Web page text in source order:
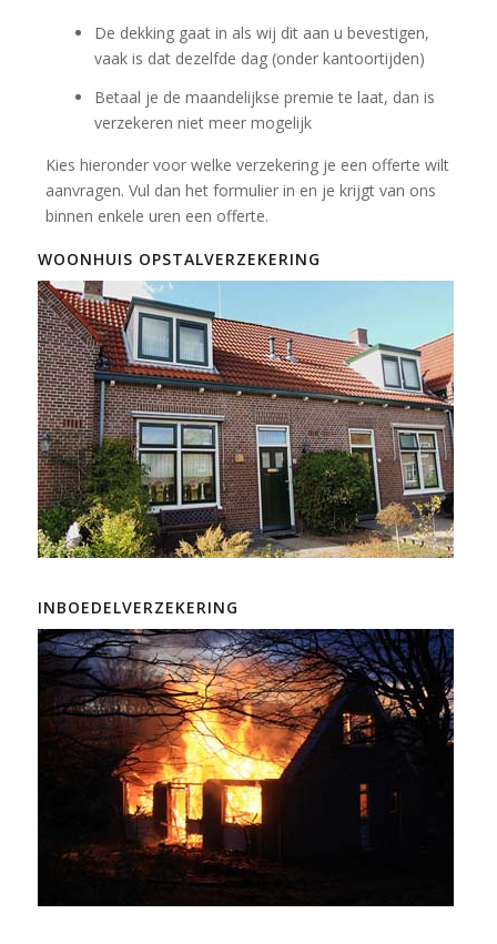
De dekking gaat in als wij dit aan u bevestigen,
vaak is dat dezelfde dag (onder kantoortijden)
Betaal je de maandelijkse premie te laat, dan is
verzekeren niet meer mogelijk
Kies hieronder voor welke verzekering je een offerte wilt
aanvragen. Vul dan het formulier in en je krijgt van ons
binnen enkele uren een offerte.
WOONHUIS OPSTALVERZEKERING
INBOEDELVERZEKERING